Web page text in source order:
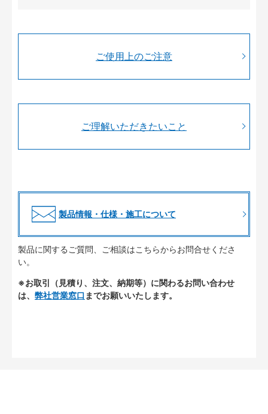
ご使用上のご注意
ご理解いただきたいこと
製品情報・仕様・施工について
製品に関するご質問、ご相談はこちらからお問合せくださ
い。
※お取引（見積り、注文、納期等）に関わるお問い合わせ
は、 弊社営業窓口 までお願いいたします。